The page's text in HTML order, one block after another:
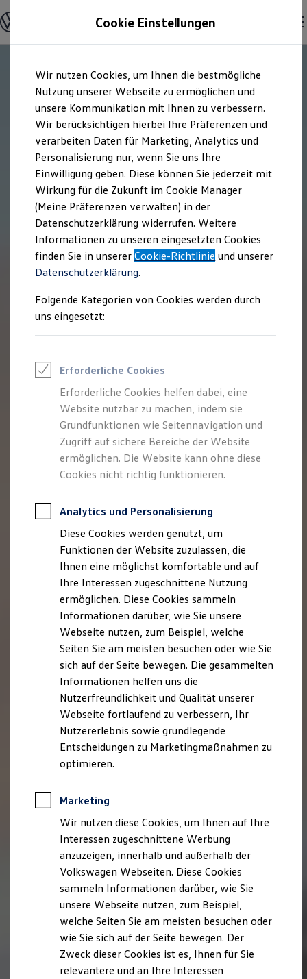
Hauptinhalt
springen
Footer
springen
Modelle & Konfigurator
Nutzfahrzeugkategorien entdecken
Modelle konfigurieren
Vorgängermodelle und Oldtimer
Vorgängermodelle
Oldtimer
Bulli Historie
Branchenlösungen & Gewerbekunden
Umbaulösungen und Hersteller finden
Auf- und Umbauten entdecken & konfigurieren
Groß- und Sonderkunden
Großkunden
Kommunen & Behörden
Journalisten
Sportvereine
Branchenlösungen
Bau & Handwerk
Gewerbliche Personenbeförderung
Service & mobile Werkstätten
Kurier, Logistik & Handel
Kühlfahrzeuge
Feuerwehr
ONE Business ID Vorteile
Fahrzeuge online kaufen
Digitaler Marktplatz
Kauf & Finanzierung
Online-Fahrzeugbewertung
Aktionen & Angebote
E-Auto-Förderung
Für Privatkunden
Für Gewerbekunden
Profi Paket
ProfiPartner für Gebrauchtwagen
Finanzierung
Für Privatkunden
Für Gewerbekunden
Leasing
Für Privatkunden
Für Gewerbekunden
Versicherungen & Garantien
Garantien
Kfz-Versicherung für Nutzfahrzeuge
Restschuldversicherung
Wartungsverträge
Besitzer & Service
Reparatur & Service
Sommer-Special
Reparatur, Pflege & Inspektion
Servicetermin anfragen
Service-Vorteile bei Volkswagen Nutzfahrzeuge
ServicePlus
Economy Service
Räder & Reifen Service
Notdienst und Pannenhilfe
Software, Konnektivität & Apps
California App
VW Connect für Ihren ID. Buzz
VW Connect für Ihren Transporter/Caravelle
VW Connect für Ihren Amarok
VW Connect für andere Modelle
Connect Pro
Fleet Interface Data
Multistop Pathfinder
Übersicht Software Updates
Digitales Bordbuch
Fahrerassistenz- und Sicherheitssysteme
Kontrollleuchten
Cookie Einstellungen
Wir nutzen Cookies, um Ihnen die bestmögliche
Nutzung unserer Webseite zu ermöglichen und
unsere Kommunikation mit Ihnen zu verbessern.
Wir berücksichtigen hierbei Ihre Präferenzen und
verarbeiten Daten für Marketing, Analytics und
Personalisierung nur, wenn Sie uns Ihre
Einwilligung geben. Diese können Sie jederzeit mit
Wirkung für die Zukunft im Cookie Manager
(Meine Präferenzen verwalten) in der
Datenschutzerklärung widerrufen. Weitere
Informationen zu unseren eingesetzten Cookies
finden Sie in unsererCookie-Richtlinie und unserer
Datenschutzerklärung.
Folgende Kategorien von Cookies werden durch
uns eingesetzt:
Erforderliche Cookies
Erforderliche Cookies helfen dabei, eine
Website nutzbar zu machen, indem sie
Grundfunktionen wie Seitennavigation und
Zugriff auf sichere Bereiche der Website
ermöglichen. Die Website kann ohne diese
Cookies nicht richtig funktionieren.
Analytics und Personalisierung
Diese Cookies werden genutzt, um
Funktionen der Website zuzulassen, die
Ihnen eine möglichst komfortable und auf
Ihre Interessen zugeschnittene Nutzung
ermöglichen. Diese Cookies sammeln
Informationen darüber, wie Sie unsere
Webseite nutzen, zum Beispiel, welche
Seiten Sie am meisten besuchen oder wie Sie
sich auf der Seite bewegen. Die gesammelten
Informationen helfen uns die
Nutzerfreundlichkeit und Qualität unserer
Webseite fortlaufend zu verbessern, Ihr
Nutzererlebnis sowie grundlegende
Entscheidungen zu Marketingmaßnahmen zu
optimieren.
Marketing
Wir nutzen diese Cookies, um Ihnen auf Ihre
Interessen zugeschnittene Werbung
anzuzeigen, innerhalb und außerhalb der
Volkswagen Webseiten. Diese Cookies
sammeln Informationen darüber, wie Sie
unsere Webseite nutzen, zum Beispiel,
welche Seiten Sie am meisten besuchen oder
wie Sie sich auf der Seite bewegen. Der
Zweck dieser Cookies ist es, Ihnen für Sie
relevantere und an Ihre Interessen